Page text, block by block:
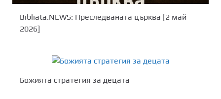
Bibliata.NEWS: Преследваната църква [2 май
2026]
Божията стратегия за децата